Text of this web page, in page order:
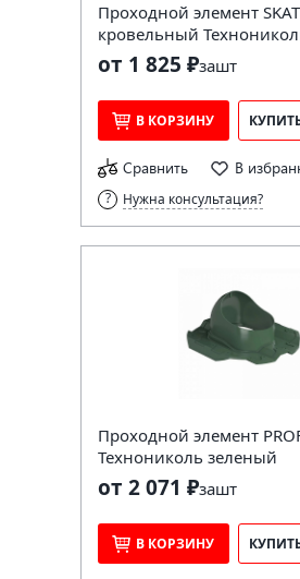
Проходной элемент
кровельный
от 1 825 ₽зашт
В КОРЗИНУ
Сравнить В
Нужна консультация?
Проходной элемент
Технониколь зеленый
от 2 071 ₽зашт
В КОРЗИНУ